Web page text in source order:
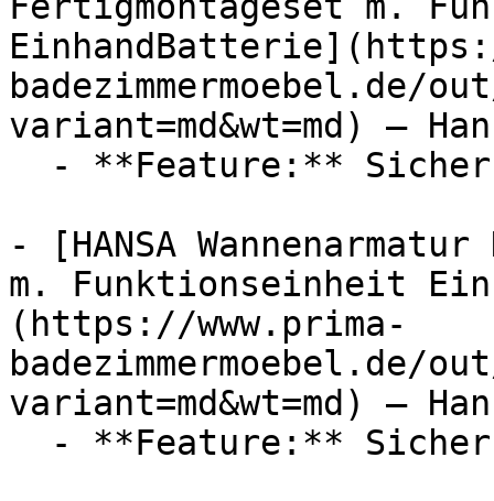
badezimmermoebel.de/
variant=md&wt=md) —
- [HANSA
m. Funktionseinheit
(https://www.prima-
badezimmermoebel.de/
variant=md&wt=md) —